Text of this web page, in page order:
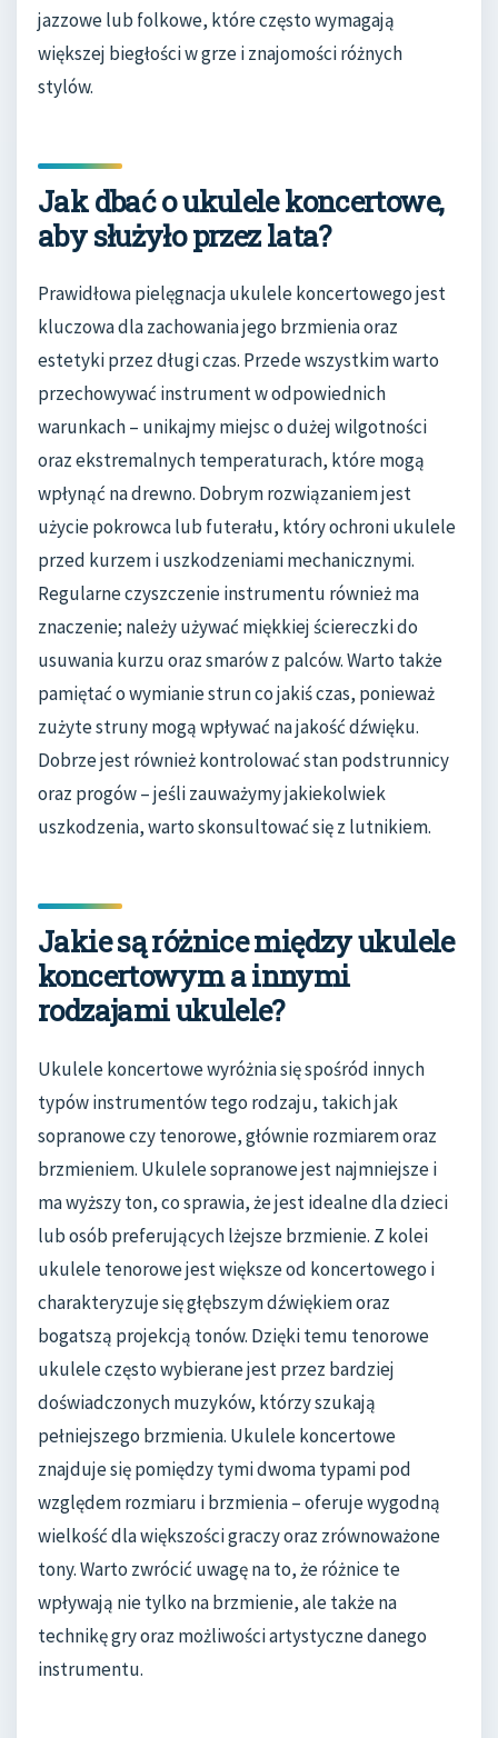
jazzowe lub folkowe, które często wymagają
większej biegłości w grze i znajomości różnych
stylów.
Jak dbać o ukulele koncertowe,
aby służyło przez lata?
Prawidłowa pielęgnacja ukulele koncertowego jest
kluczowa dla zachowania jego brzmienia oraz
estetyki przez długi czas. Przede wszystkim warto
przechowywać instrument w odpowiednich
warunkach – unikajmy miejsc o dużej wilgotności
oraz ekstremalnych temperaturach, które mogą
wpłynąć na drewno. Dobrym rozwiązaniem jest
użycie pokrowca lub futerału, który ochroni ukulele
przed kurzem i uszkodzeniami mechanicznymi.
Regularne czyszczenie instrumentu również ma
znaczenie; należy używać miękkiej ściereczki do
usuwania kurzu oraz smarów z palców. Warto także
pamiętać o wymianie strun co jakiś czas, ponieważ
zużyte struny mogą wpływać na jakość dźwięku.
Dobrze jest również kontrolować stan podstrunnicy
oraz progów – jeśli zauważymy jakiekolwiek
uszkodzenia, warto skonsultować się z lutnikiem.
Jakie są różnice między ukulele
koncertowym a innymi
rodzajami ukulele?
Ukulele koncertowe wyróżnia się spośród innych
typów instrumentów tego rodzaju, takich jak
sopranowe czy tenorowe, głównie rozmiarem oraz
brzmieniem. Ukulele sopranowe jest najmniejsze i
ma wyższy ton, co sprawia, że jest idealne dla dzieci
lub osób preferujących lżejsze brzmienie. Z kolei
ukulele tenorowe jest większe od koncertowego i
charakteryzuje się głębszym dźwiękiem oraz
bogatszą projekcją tonów. Dzięki temu tenorowe
ukulele często wybierane jest przez bardziej
doświadczonych muzyków, którzy szukają
pełniejszego brzmienia. Ukulele koncertowe
znajduje się pomiędzy tymi dwoma typami pod
względem rozmiaru i brzmienia – oferuje wygodną
wielkość dla większości graczy oraz zrównoważone
tony. Warto zwrócić uwagę na to, że różnice te
wpływają nie tylko na brzmienie, ale także na
technikę gry oraz możliwości artystyczne danego
instrumentu.